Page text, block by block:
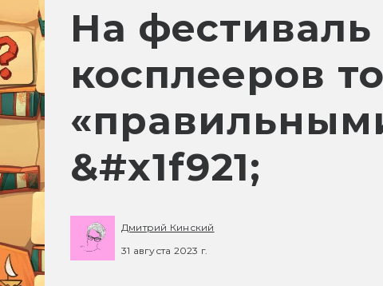
На фестиваль
косплееров
&#x1f921;
Дмитрий Кинский
31 августа 2023 г.